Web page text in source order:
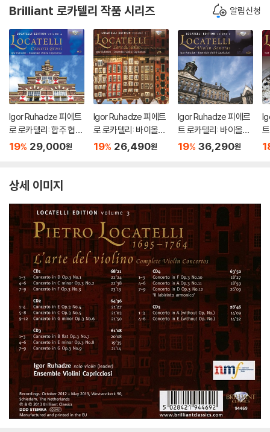
Brilliant 로카텔리 작품 시리즈 알림신청
Igor Ruhadze 피에트
로 로카텔리: 합주 협주
곡 전집 (Pietro Locat
루하제
19% 29,000원
Igor Ruhadze 피에트
로 로카텔리: 바이올린
을 위한 예술 (Locatell
19% 26,490원
Igor Ruhadze 피에르
트 로카텔리: 바이올린
소나타 (Locatelli Editi
19% 36,290원
상세 이미지